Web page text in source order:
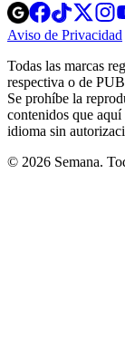
Opens
in
new
Opens
in
new
in
new
Aviso de Privacidad
Todas las marcas
respectiva o de
Se prohíbe la
contenidos que
idioma sin
© 2026 Semana.